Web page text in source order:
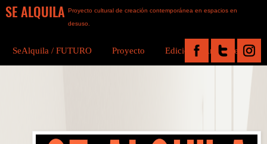
SE ALQUILA Proyecto cultural de creación contemporánea en espacios en
desuso.
SeAlquila / FUTURO Proyecto Ediciones Anteriores